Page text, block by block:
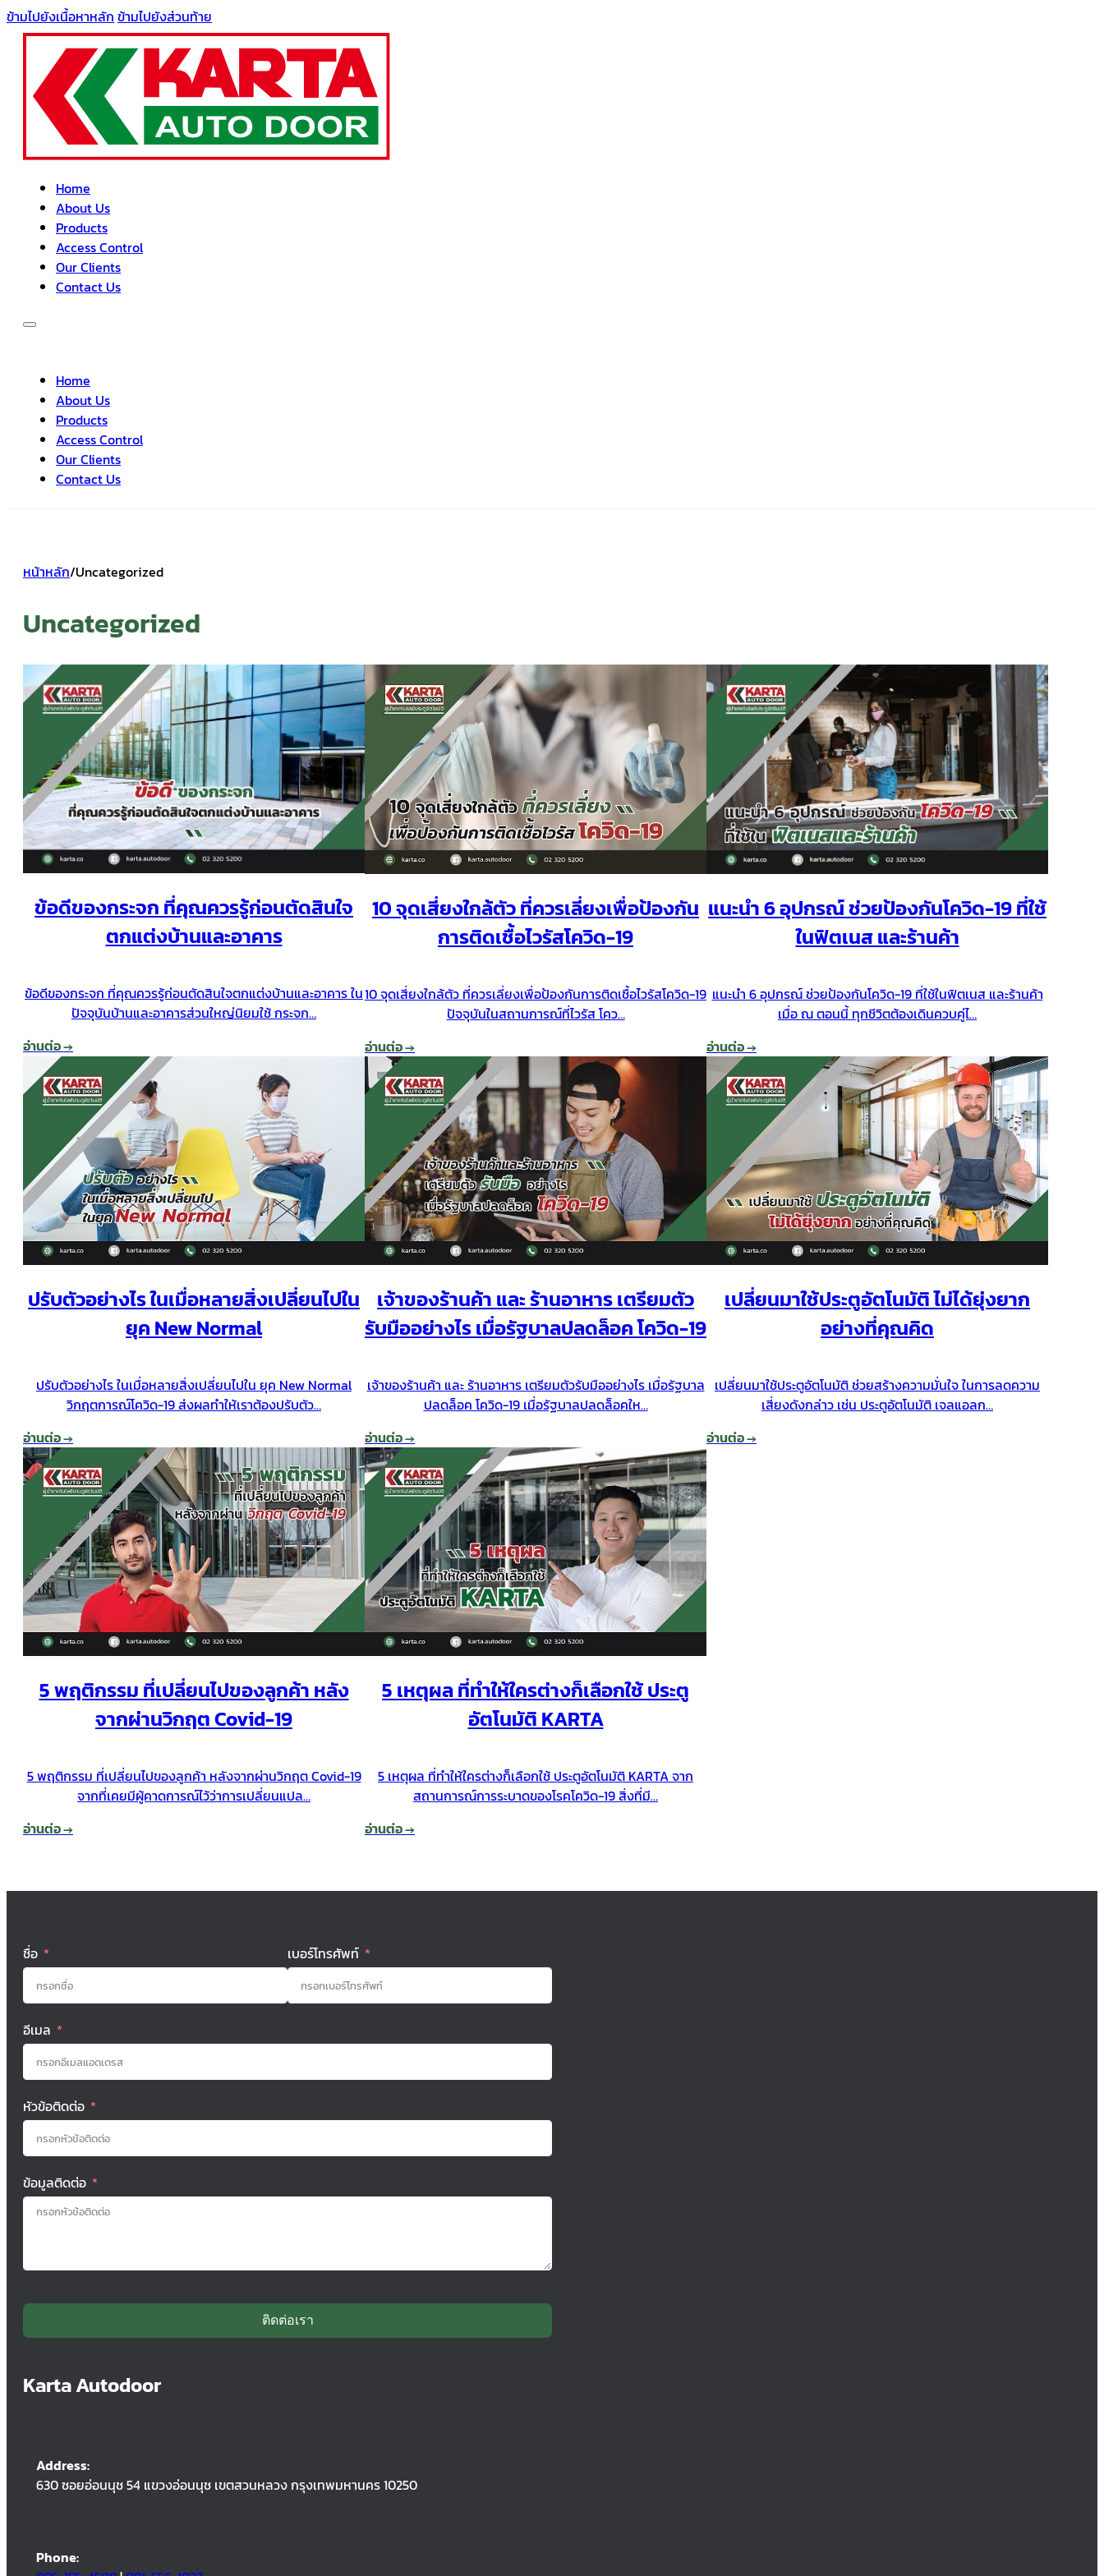
ข้ามไปยังเนื้อหาหลัก ข้ามไปยังส่วนท้าย
Home
About Us
Products
Access Control
Our Clients
Contact Us
Home
About Us
Products
Access Control
Our Clients
Contact Us
หน้าหลัก/Uncategorized
Uncategorized
ข้อดีของกระจก ที่คุณควรรู้ก่อนตัดสินใจ
ตกแต่งบ้านและอาคาร
ข้อดีของกระจก ที่คุณควรรู้ก่อนตัดสินใจตกแต่งบ้านและอาคาร ใน
ปัจจุบันบ้านและอาคารส่วนใหญ่นิยมใช้ กระจก…
อ่านต่อ →
10 จุดเสี่ยงใกล้ตัว ที่ควรเลี่ยงเพื่อป้องกัน
การติดเชื้อไวรัสโควิด-19
10 จุดเสี่ยงใกล้ตัว ที่ควรเลี่ยงเพื่อป้องกันการติดเชื้อไวรัสโควิด-19
ปัจจุบันในสถานการณ์ที่ไวรัส โคว…
อ่านต่อ →
แนะนำ 6 อุปกรณ์ ช่วยป้องกันโควิด-19 ที่ใช้
ในฟิตเนส และร้านค้า
แนะนำ 6 อุปกรณ์ ช่วยป้องกันโควิด-19 ที่ใช้ในฟิตเนส และร้านค้า
เมื่อ ณ ตอนนี้ ทุกชีวิตต้องเดินควบคู่ไ…
อ่านต่อ →
ปรับตัวอย่างไร ในเมื่อหลายสิ่งเปลี่ยนไปใน
ยุค New Normal
ปรับตัวอย่างไร ในเมื่อหลายสิ่งเปลี่ยนไปใน ยุค New Normal
วิกฤตการณ์โควิด-19 ส่งผลทำให้เราต้องปรับตัว…
อ่านต่อ →
เจ้าของร้านค้า และ ร้านอาหาร เตรียมตัว
รับมืออย่างไร เมื่อรัฐบาลปลดล็อค โควิด-19
เจ้าของร้านค้า และ ร้านอาหาร เตรียมตัวรับมืออย่างไร เมื่อรัฐบาล
ปลดล็อค โควิด-19 เมื่อรัฐบาลปลดล็อคให…
อ่านต่อ →
เปลี่ยนมาใช้ประตูอัตโนมัติ ไม่ได้ยุ่งยาก
อย่างที่คุณคิด
เปลี่ยนมาใช้ประตูอัตโนมัติ ช่วยสร้างความมั่นใจ ในการลดความ
เสี่ยงดังกล่าว เช่น ประตูอัตโนมัติ เจลแอลก…
อ่านต่อ →
5 พฤติกรรม ที่เปลี่ยนไปของลูกค้า หลัง
จากผ่านวิกฤต Covid-19
5 พฤติกรรม ที่เปลี่ยนไปของลูกค้า หลังจากผ่านวิกฤต Covid-19
จากที่เคยมีผู้คาดการณ์ไว้ว่าการเปลี่ยนแปล…
อ่านต่อ →
5 เหตุผล ที่ทำให้ใครต่างก็เลือกใช้ ประตู
อัตโนมัติ KARTA
5 เหตุผล ที่ทำให้ใครต่างก็เลือกใช้ ประตูอัตโนมัติ KARTA จาก
สถานการณ์การระบาดของโรคโควิด-19 สิ่งที่มี…
อ่านต่อ →
ชื่อ เบอร์โทรศัพท์
อีเมล
หัวข้อติดต่อ
ข้อมูลติดต่อ
ติดต่อเรา
Karta Autodoor
Address:
630 ซอยอ่อนนุช 54 แขวงอ่อนนุช เขตสวนหลวง กรุงเทพมหานคร 10250
Phone: